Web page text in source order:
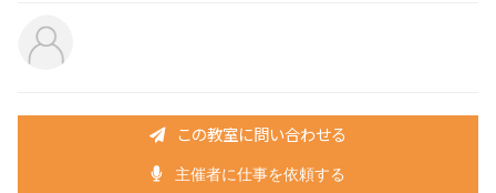
この教室に問い合わせる
主催者に仕事を依頼する